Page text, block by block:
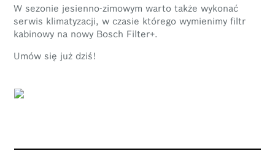
W sezonie jesienno-zimowym warto także wykonać
serwis klimatyzacji, w czasie którego wymienimy filtr
kabinowy na nowy Bosch Filter+.
Umów się już dziś!